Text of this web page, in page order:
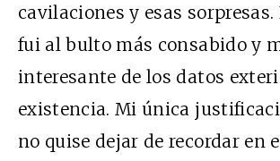
cavilaciones y esas sorpresas.
fui al bulto más consabido y
interesante de los datos
existencia. Mi única
no quise dejar de recordar en